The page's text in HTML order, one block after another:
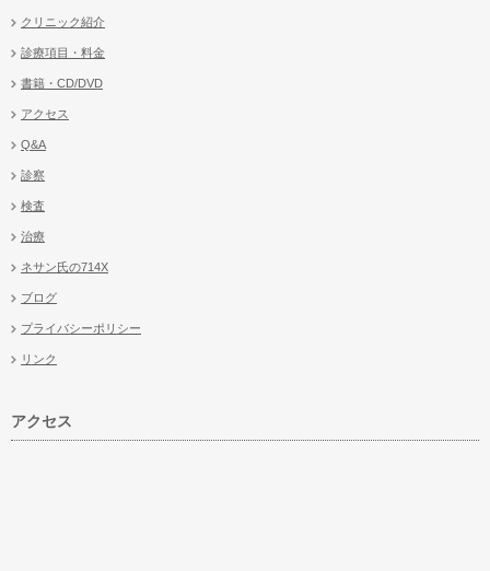
クリニック紹介
診療項目・料金
書籍・CD/DVD
アクセス
Q&A
診察
検査
治療
ネサン氏の714X
ブログ
プライバシーポリシー
リンク
アクセス